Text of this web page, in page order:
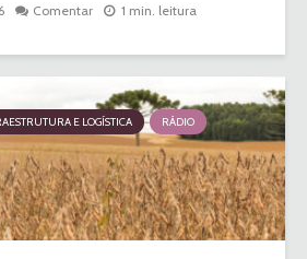
Comentar 1 min. leitura
E LOGÍSTICA RÁDIO